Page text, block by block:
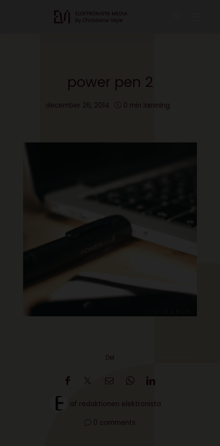
power pen 2
december 26, 2014 0 min læsning
Del
af redaktionen elektronista
0 comments